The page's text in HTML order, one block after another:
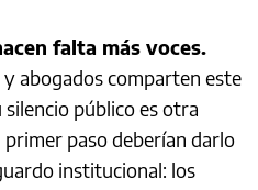
falta más voces.
abogados comparten este
público es otra
paso deberían darlo
institucional: los